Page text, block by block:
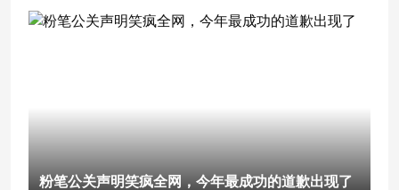
粉笔公关声明笑疯全网，今年最成功的道歉出现了